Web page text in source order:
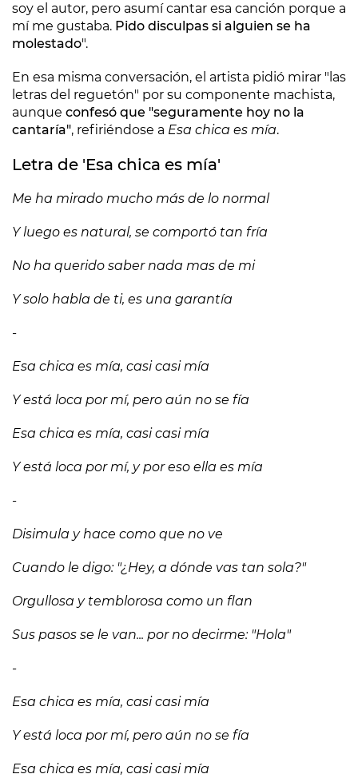
soy el autor, pero asumí cantar esa canción porque a
mí me gustaba. Pido disculpas si alguien se ha
molestado".
En esa misma conversación, el artista pidió mirar "las
letras del reguetón" por su componente machista,
aunque confesó que "seguramente hoy no la
cantaría", refiriéndose a Esa chica es mía.
Letra de 'Esa chica es mía'
Me ha mirado mucho más de lo normal
Y luego es natural, se comportó tan fría
No ha querido saber nada mas de mi
Y solo habla de ti, es una garantía
-
Esa chica es mía, casi casi mía
Y está loca por mí, pero aún no se fía
Esa chica es mía, casi casi mía
Y está loca por mí, y por eso ella es mía
-
Disimula y hace como que no ve
Cuando le digo: "¿Hey, a dónde vas tan sola?"
Orgullosa y temblorosa como un flan
Sus pasos se le van... por no decirme: "Hola"
-
Esa chica es mía, casi casi mía
Y está loca por mí, pero aún no se fía
Esa chica es mía, casi casi mía